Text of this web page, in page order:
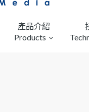
產品介紹
Products